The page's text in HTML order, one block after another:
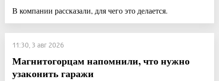
В компании рассказали, для чего это делается.
11:30, 3 авг 2026
Магнитогорцам напомнили, что нужно
узаконить гаражи